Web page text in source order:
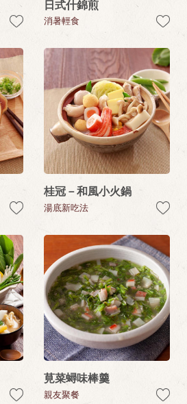
日式什錦煎
消暑輕食
桂冠－和風小火鍋
湯底新吃法
莧菜蟳味棒羹
親友聚餐